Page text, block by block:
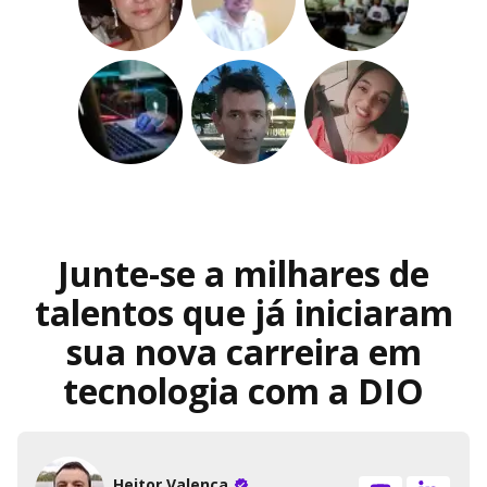
Junte-se a milhares de
talentos que já iniciaram
sua nova carreira em
tecnologia com a DIO